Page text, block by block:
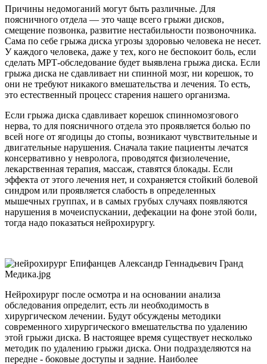
Причины недомоганий могут быть различные. Для
поясничного отдела — это чаще всего грыжи дисков,
смещение позвонка, развитие нестабильности позвоночника.
Сама по себе грыжа диска угрозы здоровью человека не несет.
У каждого человека, даже у тех, кого не беспокоит боль, если
сделать МРТ-обследование будет выявлена грыжа диска. Если
грыжа диска не сдавливает ни спинной мозг, ни корешок, то
они не требуют никакого вмешательства и лечения. То есть,
это естественный процесс старения нашего организма.
Если грыжа диска сдавливает корешок спинномозгового
нерва, то для поясничного отдела это проявляется болью по
всей ноге от ягодицы до стопы, возникают чувствительные и
двигательные нарушения. Сначала такие пациенты лечатся
консервативно у невролога, проводятся физиолечение,
лекарственная терапия, массаж, ставятся блокады. Если
эффекта от этого лечения нет, и сохраняется стойкий болевой
синдром или проявляется слабость в определенных
мышечных группах, и в самых грубых случаях появляются
нарушения в мочеиспускании, дефекации на фоне этой боли,
тогда надо показаться нейрохирургу.
Нейрохирург после осмотра и на основании анализа
обследования определит, есть ли необходимость в
хирургическом лечении. Будут обсуждены методики
современного хирургического вмешательства по удалению
этой грыжи диска. В настоящее время существует несколько
методик по удалению грыжи диска. Они подразделяются на
передне - боковые доступы и задние. Наиболее